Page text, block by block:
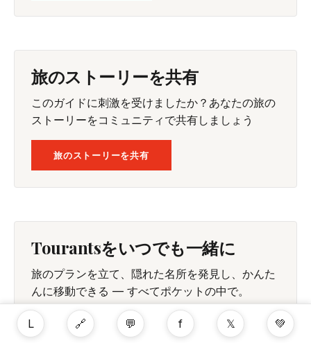
旅のストーリーを共有
このガイドに刺激を受けましたか？あなたの旅の
ストーリーをコミュニティで共有しましょう
旅のストーリーを共有
Tourantsをいつでも一緒に
旅のプランを立て、隠れた名所を発見し、かんた
んに移動できる — すべてポケットの中で。
GOOGLE PLAY で入手
L 🔗 💬 f 𝕏 💚